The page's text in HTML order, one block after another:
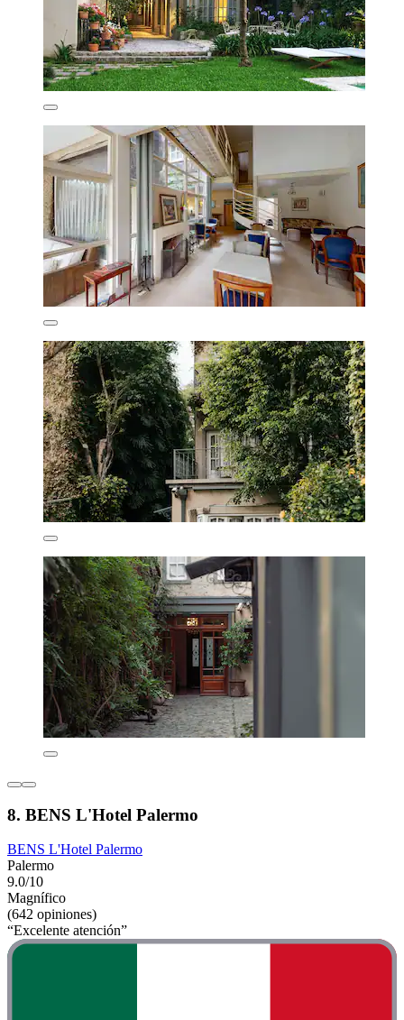
8. BENS L'Hotel Palermo
BENS L'Hotel Palermo
Palermo
9.0/10
Magnífico
(642 opiniones)
“Excelente atención”